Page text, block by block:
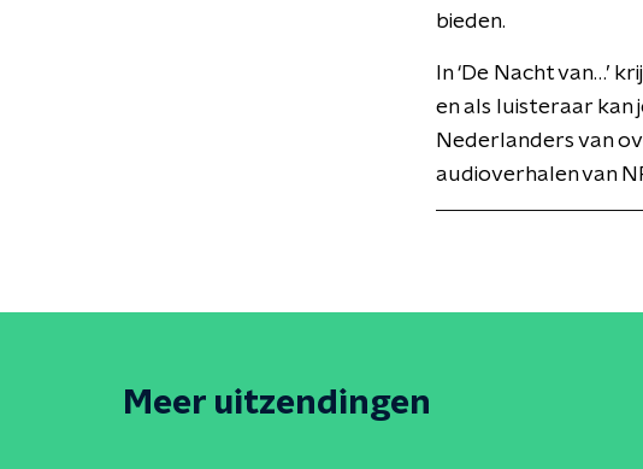
bieden.
In ‘De Nacht van…’
en als luisteraar kan
Nederlanders van
audioverhalen van
Meer uitzendingen